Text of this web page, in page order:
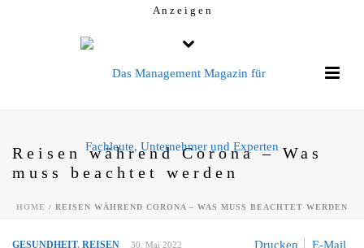
A n z e i g e n
Reisen während Corona – Was
muss beachtet werden
HOME / REISEN WÄHREND CORONA – WAS MUSS BEACHTET WERDEN
Drucken E-Mail
GESUNDHEIT, REISEN 30. Mai 2022